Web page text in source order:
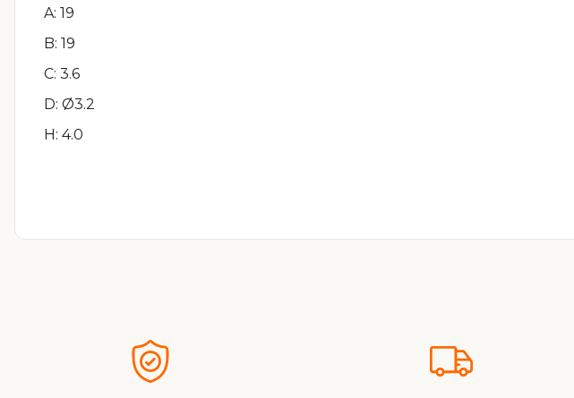
A: 19
B: 19
C: 3.6
D: Ø3.2
H: 4.0
Ürün resmi kalitesiz, bozuk veya görüntülenemiyor.